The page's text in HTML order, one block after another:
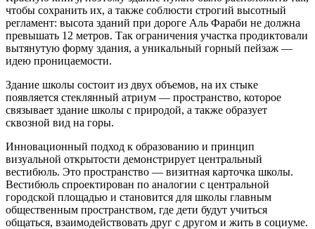
чтобы сохранить их, а также соблюсти строгий высотный
регламент: высота зданий при дороге Аль Фараби не должна
превышать 12 метров. Так ограничения участка продиктовали
вытянутую форму здания, а уникальный горный пейзаж —
идею проницаемости.
Здание школы состоит из двух объемов, на их стыке
появляется стеклянный атриум — пространство, которое
связывает здание школы с природой, а также образует
сквозной вид на горы.
Инновационный подход к образованию и принцип
визуальной открытости демонстрирует центральный
вестибюль. Это пространство — визитная карточка школы.
Вестибюль спроектирован по аналогии с центральной
городской площадью и становится для школы главным
общественным пространством, где дети будут учиться
общаться, взаимодействовать друг с другом и жить в социуме.